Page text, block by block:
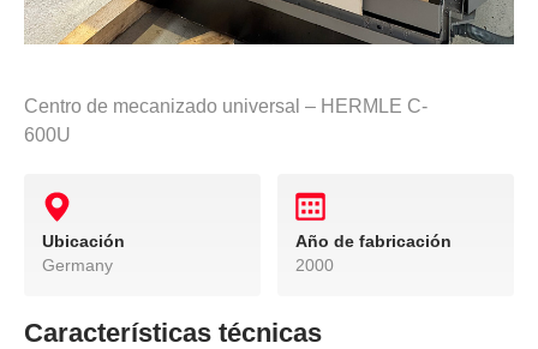
Centro de mecanizado universal – HERMLE C-
600U
Ubicación
Germany
Año de fabricación
2000
Características técnicas